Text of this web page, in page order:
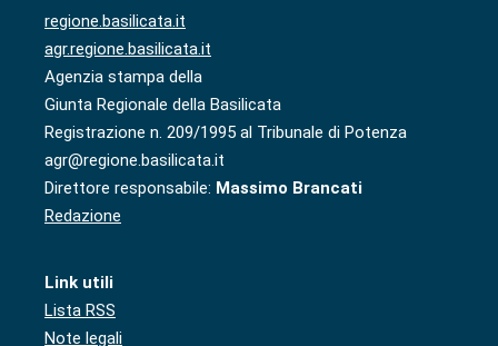
regione.basilicata.it
agr.regione.basilicata.it
Agenzia stampa della
Giunta Regionale della Basilicata
Registrazione n. 209/1995 al Tribunale di Potenza
agr@regione.basilicata.it
Direttore responsabile: Massimo Brancati
Redazione
Link utili
Lista RSS
Note legali